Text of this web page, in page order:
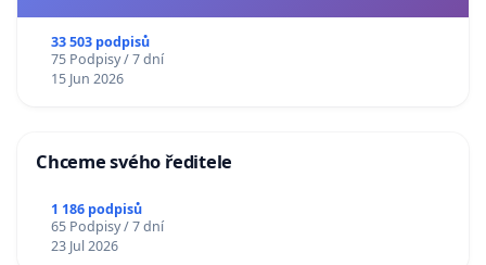
33 503 podpisů
75 Podpisy / 7 dní
15 Jun 2026
Chceme svého ředitele
1 186 podpisů
65 Podpisy / 7 dní
23 Jul 2026